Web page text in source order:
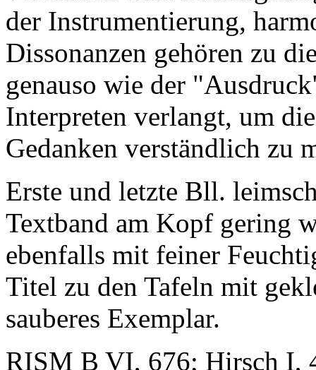
der Instrumentierung,
Dissonanzen gehören zu
genauso wie der
Interpreten verlangt, um
Gedanken verständlich zu
Erste und letzte Bll.
Textband am Kopf gering
ebenfalls mit feiner
Titel zu den Tafeln mit
sauberes Exemplar.
RISM B VI, 676; Hirsch I,